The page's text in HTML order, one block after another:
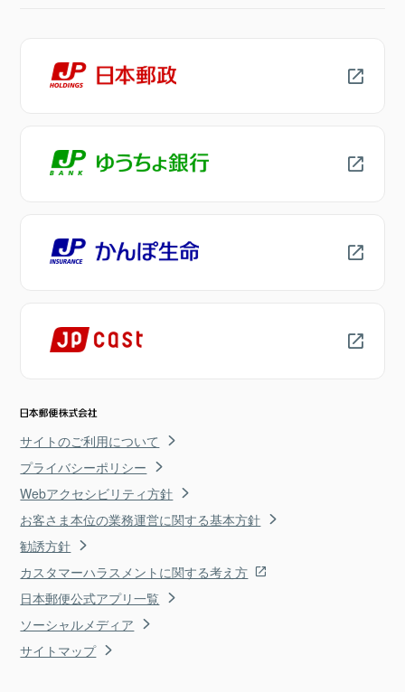
サイトのご利用について
プライバシーポリシー
Webアクセシビリティ方針
お客さま本位の業務運営に関する基本方針
勧誘方針
カスタマーハラスメントに関する考え方
日本郵便公式アプリ一覧
ソーシャルメディア
サイトマップ